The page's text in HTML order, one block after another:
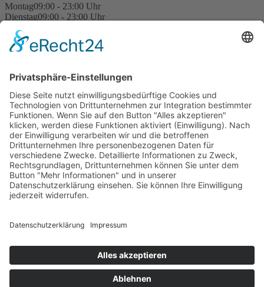
Montag09:00 - 23:00 Uhr
Dienstag09:00 - 23:00 Uhr
Donnerstag 09:00 - 23:00 Uhr
Freitag09:00 - 23:00 Uhr
Feiertage09:00 - 23:00 Uhr
Kegelregeln
Impressum
Datenschutzerklärung
Kontakt
Privatsphäre-Einstellungen
© 2026 Der Kegel GmbH
Der Kegel
Aktuelles
Bouldern
Kinder